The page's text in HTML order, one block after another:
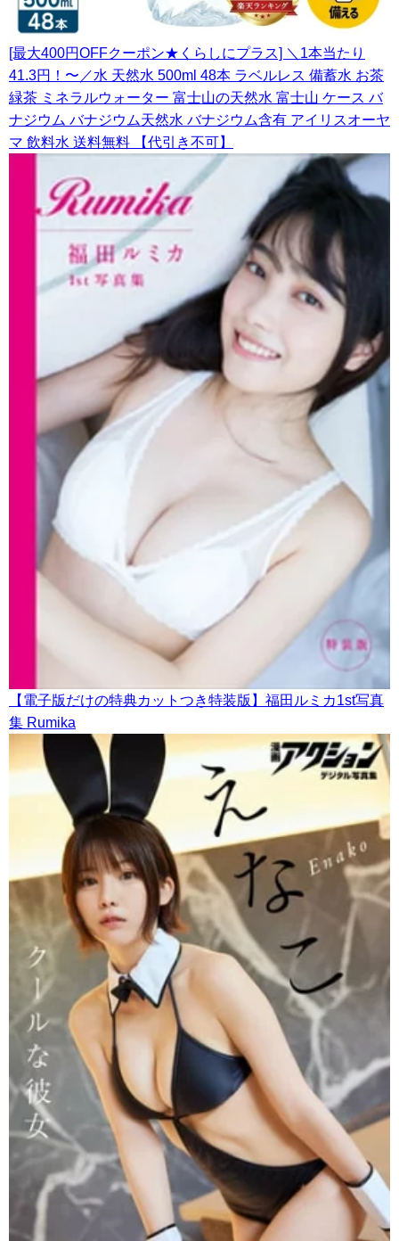
[最大400円OFFクーポン★くらしにプラス] ＼1本当たり
41.3円！〜／水 天然水 500ml 48本 ラベルレス 備蓄水 お茶
緑茶 ミネラルウォーター 富士山の天然水 富士山 ケース バ
ナジウム バナジウム天然水 バナジウム含有 アイリスオーヤ
マ 飲料水 送料無料 【代引き不可】
【電子版だけの特典カットつき特装版】福田ルミカ1st写真
集 Rumika